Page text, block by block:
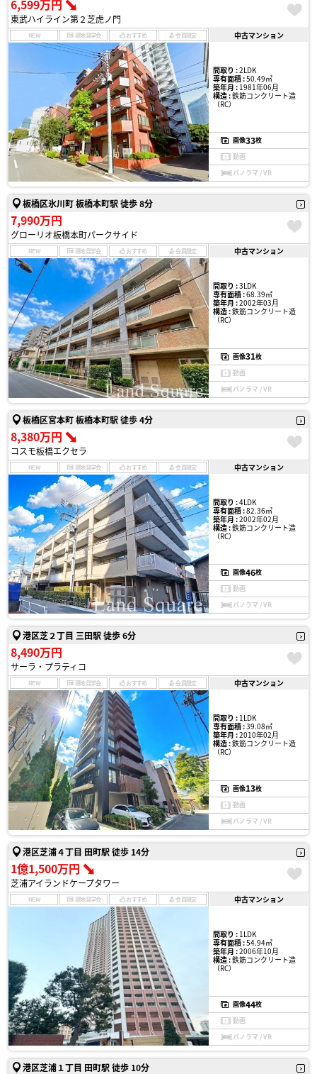
6,599万円
東武ハイライン第２芝虎ノ門
NEW 現地見学会 おすすめ 会員限定 中古マンション
間取り :2LDK
専有面積 :50.49㎡
築年月 :1981年06月
構造 :鉄筋コンクリート造
（RC）
画像33枚
動画
パノラマ / VR
板橋区氷川町 板橋本町駅 徒歩 8分
7,990万円
グローリオ板橋本町パークサイド
NEW 現地見学会 おすすめ 会員限定 中古マンション
間取り :3LDK
専有面積 :68.39㎡
築年月 :2002年03月
構造 :鉄筋コンクリート造
（RC）
画像31枚
動画
パノラマ / VR
板橋区宮本町 板橋本町駅 徒歩 4分
8,380万円
コスモ板橋エクセラ
NEW 現地見学会 おすすめ 会員限定 中古マンション
間取り :4LDK
専有面積 :82.36㎡
築年月 :2002年02月
構造 :鉄筋コンクリート造
（RC）
画像46枚
動画
パノラマ / VR
港区芝２丁目 三田駅 徒歩 6分
8,490万円
サーラ・プラティコ
NEW 現地見学会 おすすめ 会員限定 中古マンション
間取り :1LDK
専有面積 :39.08㎡
築年月 :2010年02月
構造 :鉄筋コンクリート造
（RC）
画像13枚
動画
パノラマ / VR
港区芝浦４丁目 田町駅 徒歩 14分
1億1,500万円
芝浦アイランドケープタワー
NEW 現地見学会 おすすめ 会員限定 中古マンション
間取り :1LDK
専有面積 :54.94㎡
築年月 :2006年10月
構造 :鉄筋コンクリート造
（RC）
画像44枚
動画
パノラマ / VR
港区芝浦１丁目 田町駅 徒歩 10分